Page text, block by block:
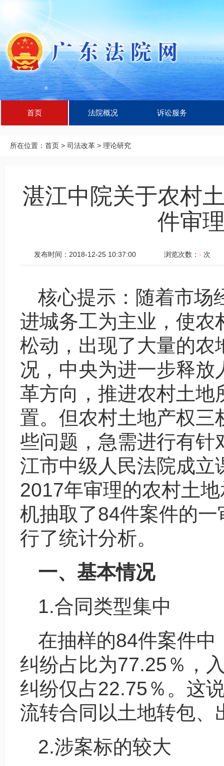
首页 法院概况 诉讼服务
所在位置： 首页 > 司法改革 > 理论研究
湛江中院关于农村
件审
发布时间：2018-12-25 10:37:00 浏览次数： - 次
核心提示：随着市场
进城务工为主业，使农
松动，出现了大量的农
况，中央为进一步释放
革方向，推进农村土地
置。但农村土地产权三
些问题，急需进行有针
江市中级人民法院成立
2017年审理的农村土
机抽取了84件案件的
行了统计分析。
一、基本情况
1.合同类型集中
在抽样的84件案件
纠纷占比为77.25％，
纠纷仅占22.75％。这
流转合同以土地转包、
2.涉案标的较大